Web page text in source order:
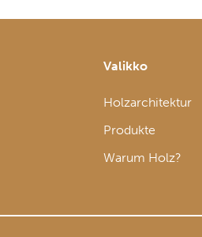
Valikko
Holzarchitektur
Produkte
Warum Holz?